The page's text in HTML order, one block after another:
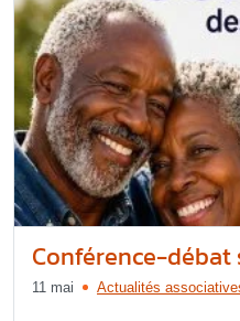
Conférence-débat
11 mai Actualités